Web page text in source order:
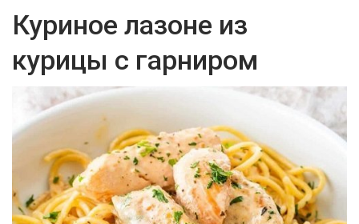
Куриное лазоне из
курицы с гарниром